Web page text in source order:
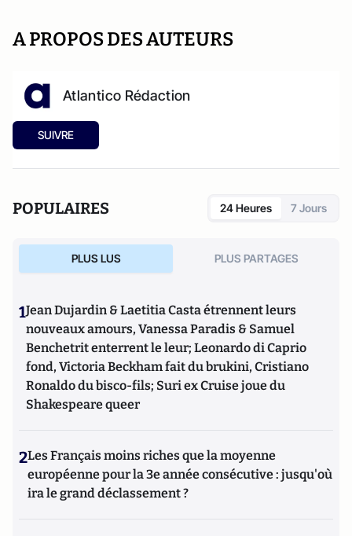
A PROPOS DES AUTEURS
Atlantico Rédaction
SUIVRE
POPULAIRES 24 Heures 7 Jours
PLUS LUS PLUS PARTAGES
1Jean Dujardin & Laetitia Casta étrennent leurs
nouveaux amours, Vanessa Paradis & Samuel
Benchetrit enterrent le leur; Leonardo di Caprio
fond, Victoria Beckham fait du brukini, Cristiano
Ronaldo du bisco-fils; Suri ex Cruise joue du
Shakespeare queer
2Les Français moins riches que la moyenne
européenne pour la 3e année consécutive : jusqu'où
ira le grand déclassement ?